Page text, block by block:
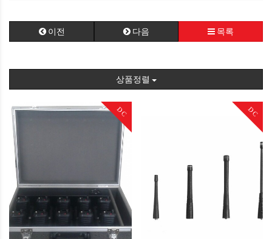
이전 다음 목록
상품정렬
DC DC